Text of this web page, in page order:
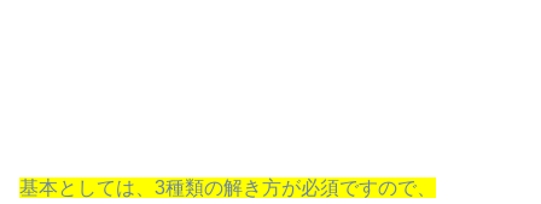
基本としては、3種類の解き方が必須ですので、